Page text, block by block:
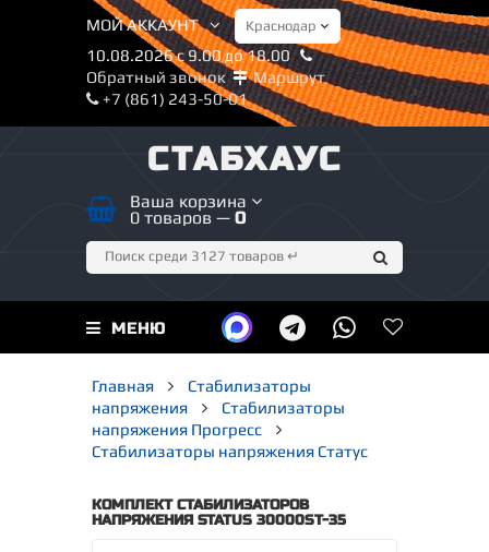
МОЙ АККАУНТ
10.08.2026 с 9.00 до 18.00
Обратный звонок
Маршрут
+7 (861) 243-50-01
СТАБХАУС
Ваша корзина
0 товаров — 0
МЕНЮ
Главная
Стабилизаторы
напряжения
Стабилизаторы
напряжения Прогресс
Стабилизаторы напряжения Статус
КОМПЛЕКТ СТАБИЛИЗАТОРОВ
НАПРЯЖЕНИЯ STATUS 30000SТ-35